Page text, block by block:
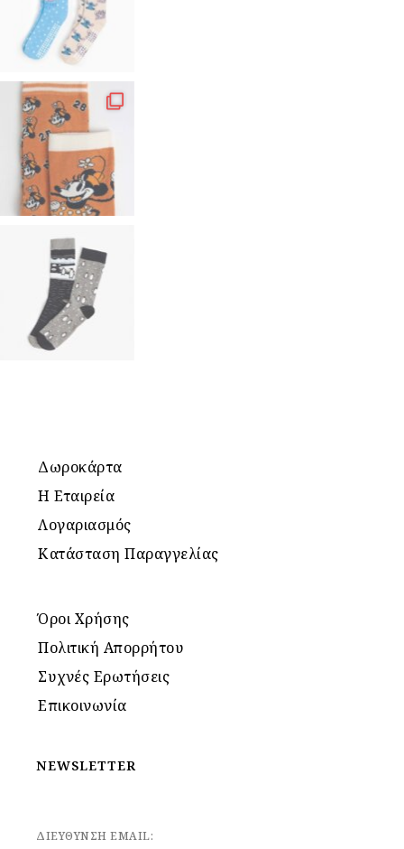
Δωροκάρτα
Η Εταιρεία
Λογαριασμός
Κατάσταση Παραγγελίας
Όροι Χρήσης
Πολιτική Απορρήτου
Συχνές Ερωτήσεις
Επικοινωνία
NEWSLETTER
ΔΙΕΥΘΥΝΣΗ EMAIL: